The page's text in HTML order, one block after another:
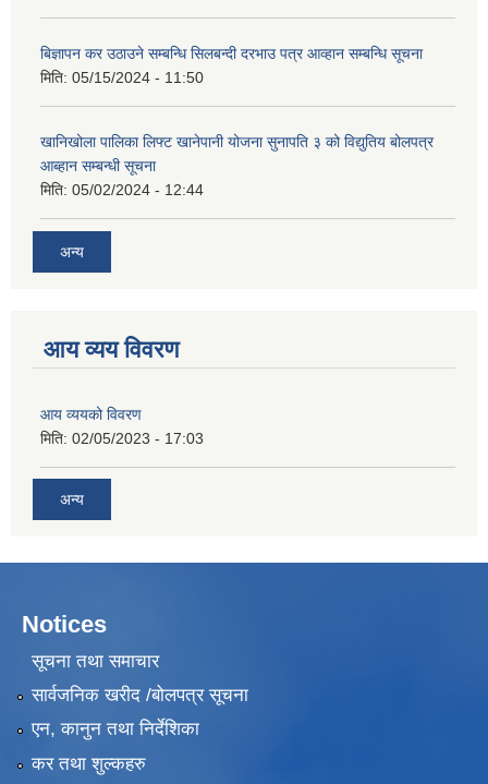
बिज्ञापन कर उठाउने सम्बन्धि सिलबन्दी दरभाउ पत्र आव्हान सम्बन्धि सूचना
मिति: 05/15/2024 - 11:50
खानिखोला पालिका लिफ्ट खानेपानी योजना सुनापति ३ को विद्युतिय बोलपत्र
आब्हान सम्बन्धी सूचना
मिति: 05/02/2024 - 12:44
अन्य
आय व्यय विवरण
आय व्ययको विवरण
मिति: 02/05/2023 - 17:03
अन्य
Notices
सूचना तथा समाचार
सार्वजनिक खरीद /बोलपत्र सूचना
एन, कानुन तथा निर्देशिका
कर तथा शुल्कहरु